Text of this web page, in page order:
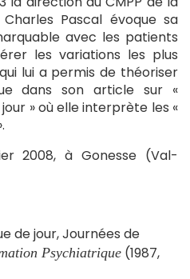
Pascal évoque sa
avec les patients
les variations les plus
lui a permis de théoriser
dans son article sur «
» où elle interprète les «
2008, à Gonesse (Val-
de jour, Journées de
Psychiatrique (1987,